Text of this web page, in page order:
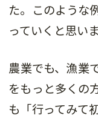
た。このような
っていくと思いま
農業でも、漁業
をもっと多くの
も「行ってみて